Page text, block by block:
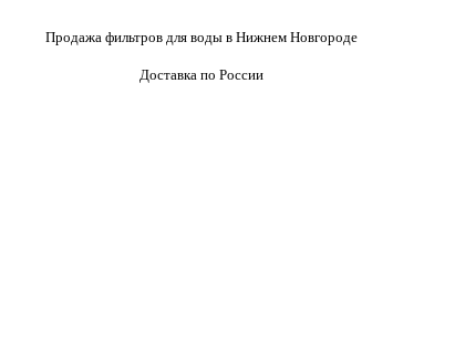
Продажа фильтров для воды в Нижнем Новгороде
Доставка по России